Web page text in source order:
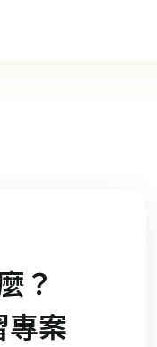
？
專案